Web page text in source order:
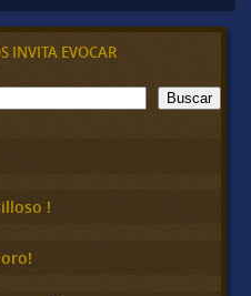
INVITA EVOCAR
Buscar
!